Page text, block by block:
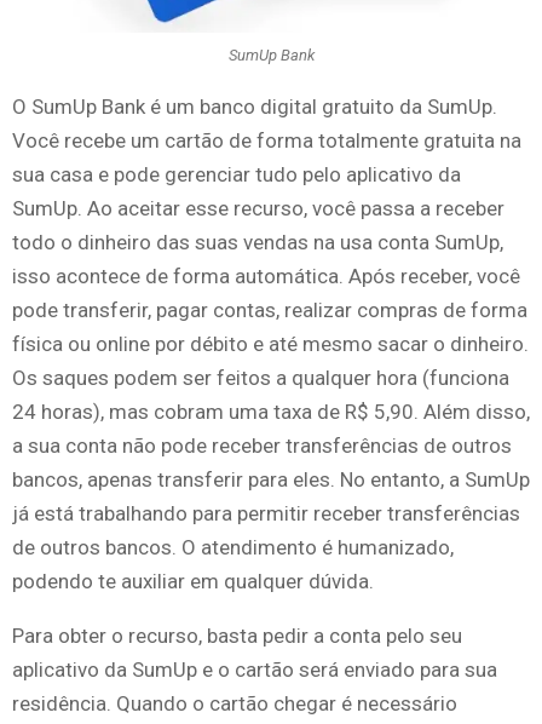
SumUp Bank
O SumUp Bank é um banco digital gratuito da SumUp.
Você recebe um cartão de forma totalmente gratuita na
sua casa e pode gerenciar tudo pelo aplicativo da
SumUp. Ao aceitar esse recurso, você passa a receber
todo o dinheiro das suas vendas na usa conta SumUp,
isso acontece de forma automática. Após receber, você
pode transferir, pagar contas, realizar compras de forma
física ou online por débito e até mesmo sacar o dinheiro.
Os saques podem ser feitos a qualquer hora (funciona
24 horas), mas cobram uma taxa de R$ 5,90. Além disso,
a sua conta não pode receber transferências de outros
bancos, apenas transferir para eles. No entanto, a SumUp
já está trabalhando para permitir receber transferências
de outros bancos. O atendimento é humanizado,
podendo te auxiliar em qualquer dúvida.
Para obter o recurso, basta pedir a conta pelo seu
aplicativo da SumUp e o cartão será enviado para sua
residência. Quando o cartão chegar é necessário